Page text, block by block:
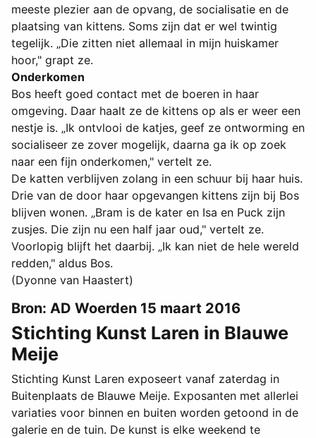
meeste plezier aan de opvang, de socialisatie en de
plaatsing van kittens. Soms zijn dat er wel twintig
tegelijk. „Die zitten niet allemaal in mijn huiskamer
hoor," grapt ze.
Onderkomen
Bos heeft goed contact met de boeren in haar
omgeving. Daar haalt ze de kittens op als er weer een
nestje is. „Ik ontvlooi de katjes, geef ze ontworming en
socialiseer ze zover mogelijk, daarna ga ik op zoek
naar een fijn onderkomen," vertelt ze.
De katten verblijven zolang in een schuur bij haar huis.
Drie van de door haar opgevangen kittens zijn bij Bos
blijven wonen. „Bram is de kater en Isa en Puck zijn
zusjes. Die zijn nu een half jaar oud," vertelt ze.
Voorlopig blijft het daarbij. „Ik kan niet de hele wereld
redden," aldus Bos.
(Dyonne van Haastert)
Bron: AD Woerden 15 maart 2016
Stichting Kunst Laren in Blauwe
Meije
Stichting Kunst Laren exposeert vanaf zaterdag in
Buitenplaats de Blauwe Meije. Exposanten met allerlei
variaties voor binnen en buiten worden getoond in de
galerie en de tuin. De kunst is elke weekend te